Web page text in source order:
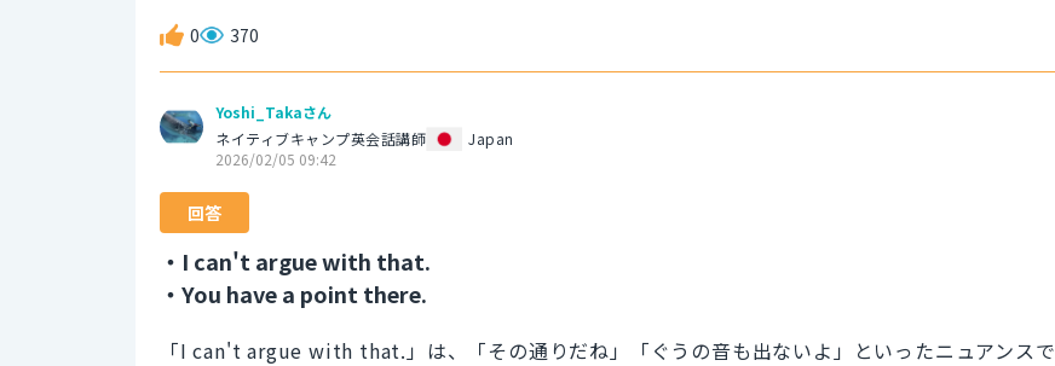
0 370
Yoshi_Takaさん
ネイティブキャンプ英会話講師
Japan
2026/02/05 09:42
回答
・I can't argue with that.
・You have a point there.
「I can't argue with that.」は、「その通りだね」「ぐうの音も出ないよ」といったニュアンスで